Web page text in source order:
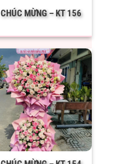
CHÚC MỪNG – KT 156